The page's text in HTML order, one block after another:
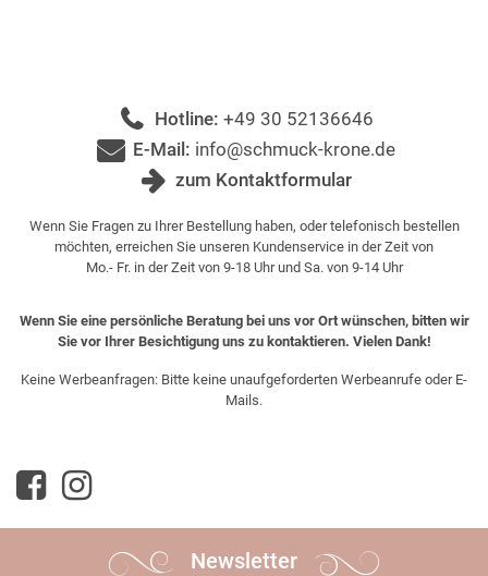
Hotline: +49 30 52136646
E-Mail: info@schmuck-krone.de
zum Kontaktformular
Wenn Sie Fragen zu Ihrer Bestellung haben, oder telefonisch bestellen
möchten, erreichen Sie unseren Kundenservice in der Zeit von
Mo.- Fr. in der Zeit von 9-18 Uhr und Sa. von 9-14 Uhr
Wenn Sie eine persönliche Beratung bei uns vor Ort wünschen, bitten wir
Sie vor Ihrer Besichtigung uns zu kontaktieren. Vielen Dank!
Keine Werbeanfragen: Bitte keine unaufgeforderten Werbeanrufe oder E-
Mails.
Newsletter